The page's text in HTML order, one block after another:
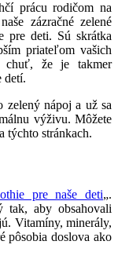
prácu rodičom na
zázračné zelené
pre deti. Sú skrátka
priateľom vašich
chuť, že je takmer
detí.
zelený nápoj a už sa
výživu. Môžete
týchto stránkach.
pre naše deti„.
tak, aby obsahovali
Vitamíny, minerály,
pôsobia doslova ako